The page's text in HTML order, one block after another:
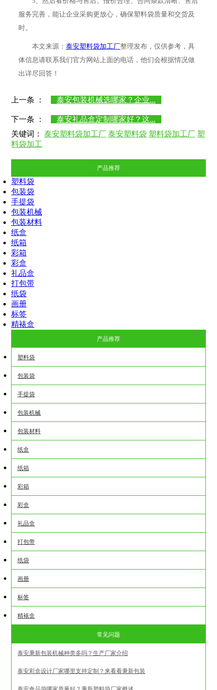
服务完善，能让企业采购更放心，确保塑料袋质量和交货及
时。
本文来源： 泰安塑料袋加工厂整理发布，仅供参考，具
体信息请联系我们官方网站上面的电话，他们会根据情况做
出详尽回答！
上一条 ： 泰安包装机械选哪家？企业...
下一条 ：
泰安礼品盒定制哪家好？这...
关键词： 泰安塑料袋加工厂 泰安塑料袋 塑料袋加工厂 塑
料袋加工
产品推荐
塑料袋
包装袋
手提袋
包装机械
包装材料
纸盒
纸箱
彩箱
彩盒
礼品盒
打包带
纸袋
画册
标签
精裱盒
产品推荐
塑料袋
包装袋
手提袋
包装机械
包装材料
纸盒
纸箱
彩箱
彩盒
礼品盒
打包带
纸袋
画册
标签
精裱盒
常见问题
泰安秉新包装机械种类多吗？生产厂家介绍
泰安彩盒设计厂家哪里支持定制？来看看秉新包装